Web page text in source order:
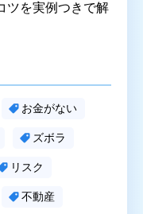
ツを実例つきで解
お金がない
ズボラ
リスク
不動産